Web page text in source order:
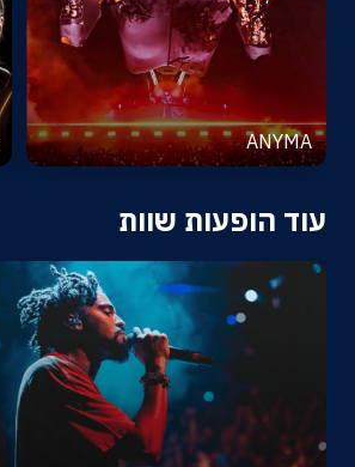
ANYMA
עוד הופעות שוות